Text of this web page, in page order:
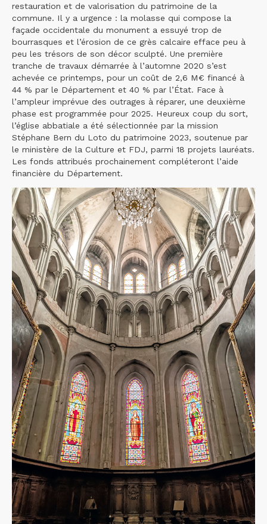
restauration et de valorisation du patrimoine de la
commune. Il y a urgence : la molasse qui compose la
façade occidentale du monument a essuyé trop de
bourrasques et l’érosion de ce grès calcaire efface peu à
peu les trésors de son décor sculpté. Une première
tranche de travaux démarrée à l’automne 2020 s’est
achevée ce printemps, pour un coût de 2,6 M€ financé à
44 % par le Département et 40 % par l’État. Face à
l’ampleur imprévue des outrages à réparer, une deuxième
phase est programmée pour 2025. Heureux coup du sort,
l’église abbatiale a été sélectionnée par la mission
Stéphane Bern du Loto du patrimoine 2023, soutenue par
le ministère de la Culture et FDJ, parmi 18 projets lauréats.
Les fonds attribués prochainement compléteront l’aide
financière du Département.